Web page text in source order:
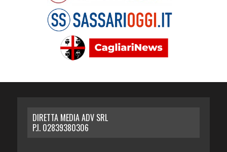
DIRETTA MEDIA ADV SRL
P.I. 02839380306